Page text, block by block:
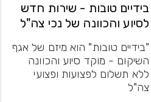
בידיים טובות - שירות חדש
לסיוע והכוונה של נכי צה"ל
"בידיים טובות" הוא מיזם של אגף
השיקום - מוקד סיוע והכוונה
ללא תשלום לפצועות ופצועי
צה"ל